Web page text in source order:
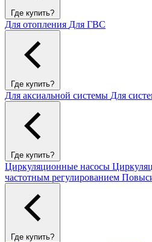
Где купить?
Для отопления Для ГВС
Где купить?
Для аксиальной системы Для
Где купить?
Циркуляционные насосы
частотным регулированием
Где купить?